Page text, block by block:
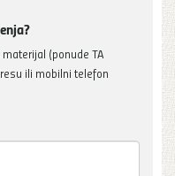
(ponude TA
ili mobilni telefon